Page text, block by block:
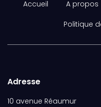
Accueil A propos
Politique
Adresse
10 avenue Réaumur